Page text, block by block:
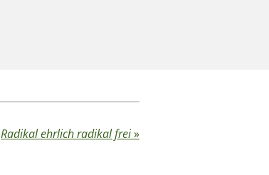
Radikal ehrlich radikal frei»